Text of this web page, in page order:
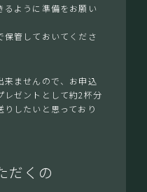
るように準備をお願い
管しておいてくださ
来ませんので、お申込
レゼントとして約2杯分
したいと思っており
だくの